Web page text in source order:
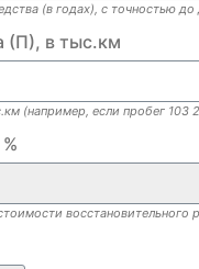
(в годах), с точностью до
(П), в тыс.км
(например, если пробег 103
восстановительного